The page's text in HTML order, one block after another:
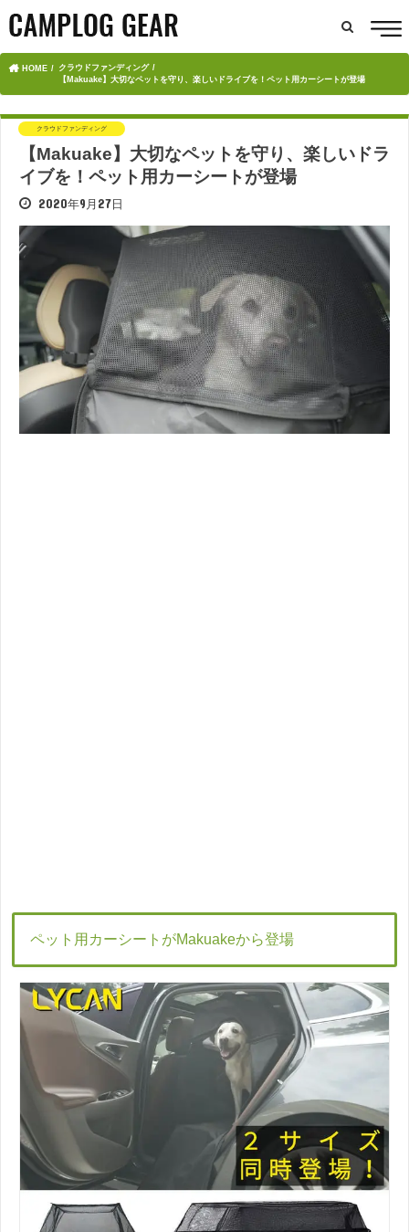
HOME
クラウドファンディング
【Makuake】大切なペットを守り、楽しいドライブを！ペット用カーシートが登場
クラウドファンディング
【Makuake】大切なペットを守り、楽しいドラ
イブを！ペット用カーシートが登場
2020年9月27日
ペット用カーシートがMakuakeから登場